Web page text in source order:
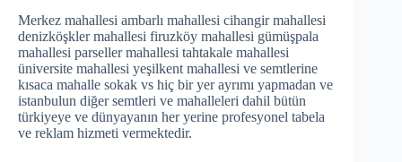
Merkez mahallesi ambarlı mahallesi cihangir mahallesi
denizköşkler mahallesi firuzköy mahallesi gümüşpala
mahallesi parseller mahallesi tahtakale mahallesi
üniversite mahallesi yeşilkent mahallesi ve semtlerine
kısaca mahalle sokak vs hiç bir yer ayrımı yapmadan ve
istanbulun diğer semtleri ve mahalleleri dahil bütün
türkiyeye ve dünyayanın her yerine profesyonel tabela
ve reklam hizmeti vermektedir.